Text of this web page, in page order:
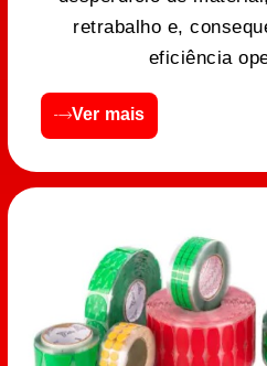
retrabalho e,
eficiência
Ver mais